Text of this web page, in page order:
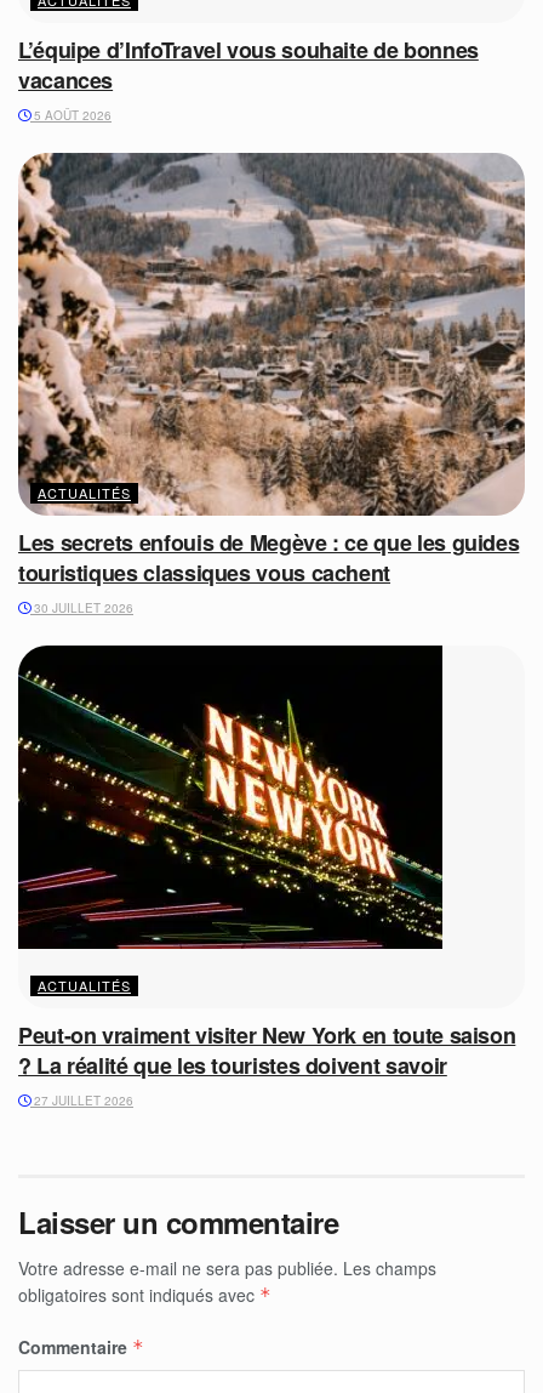
L’équipe d’InfoTravel vous souhaite de bonnes
vacances
5 AOÛT 2026
ACTUALITÉS
Les secrets enfouis de Megève : ce que les guides
touristiques classiques vous cachent
30 JUILLET 2026
ACTUALITÉS
Peut-on vraiment visiter New York en toute saison
? La réalité que les touristes doivent savoir
27 JUILLET 2026
Laisser un commentaire
Votre adresse e-mail ne sera pas publiée. Les champs
obligatoires sont indiqués avec *
Commentaire *